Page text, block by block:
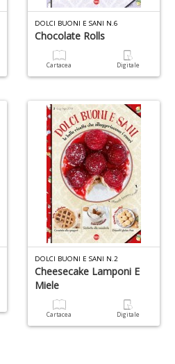
DOLCI BUONI E SANI N.6
Chocolate Rolls
Cartacea Digitale
DOLCI BUONI E SANI N.2
Cheesecake Lamponi E
Miele
Cartacea Digitale